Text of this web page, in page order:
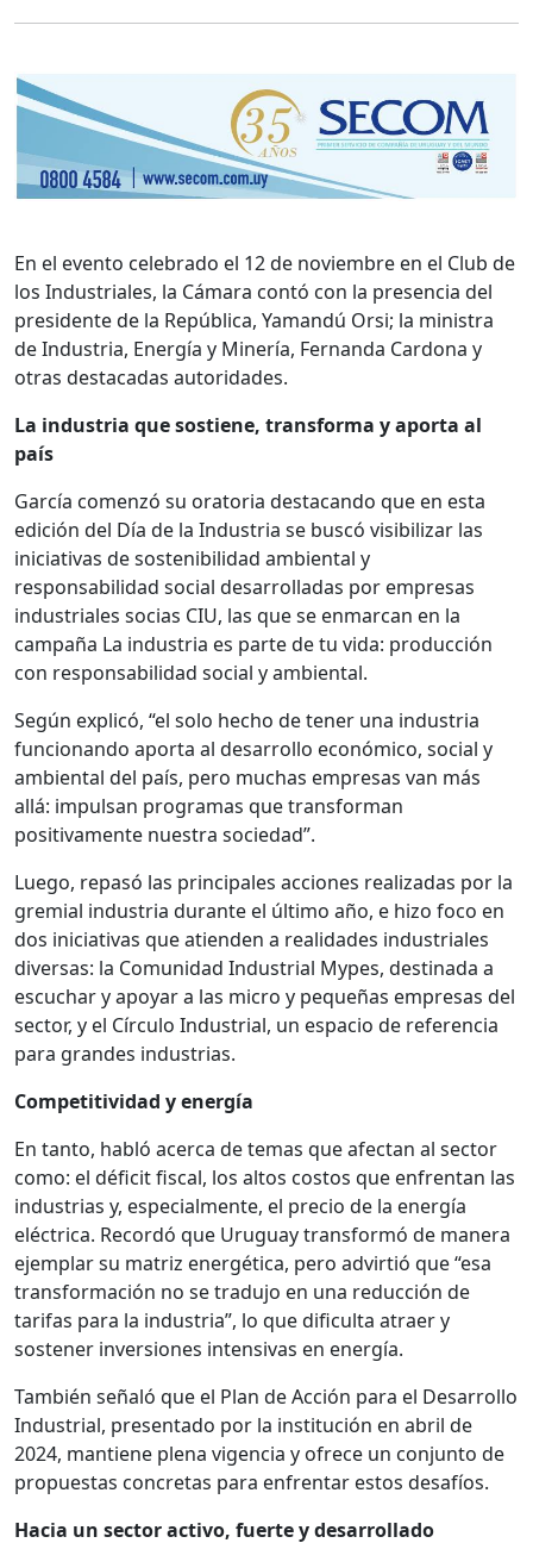
En el evento celebrado el 12 de noviembre en el Club de
los Industriales, la Cámara contó con la presencia del
presidente de la República, Yamandú Orsi; la ministra
de Industria, Energía y Minería, Fernanda Cardona y
otras destacadas autoridades.
La industria que sostiene, transforma y aporta al
país
García comenzó su oratoria destacando que en esta
edición del Día de la Industria se buscó visibilizar las
iniciativas de sostenibilidad ambiental y
responsabilidad social desarrolladas por empresas
industriales socias CIU, las que se enmarcan en la
campaña La industria es parte de tu vida: producción
con responsabilidad social y ambiental.
Según explicó, “el solo hecho de tener una industria
funcionando aporta al desarrollo económico, social y
ambiental del país, pero muchas empresas van más
allá: impulsan programas que transforman
positivamente nuestra sociedad”.
Luego, repasó las principales acciones realizadas por la
gremial industria durante el último año, e hizo foco en
dos iniciativas que atienden a realidades industriales
diversas: la Comunidad Industrial Mypes, destinada a
escuchar y apoyar a las micro y pequeñas empresas del
sector, y el Círculo Industrial, un espacio de referencia
para grandes industrias.
Competitividad y energía
En tanto, habló acerca de temas que afectan al sector
como: el déficit fiscal, los altos costos que enfrentan las
industrias y, especialmente, el precio de la energía
eléctrica. Recordó que Uruguay transformó de manera
ejemplar su matriz energética, pero advirtió que “esa
transformación no se tradujo en una reducción de
tarifas para la industria”, lo que dificulta atraer y
sostener inversiones intensivas en energía.
También señaló que el Plan de Acción para el Desarrollo
Industrial, presentado por la institución en abril de
2024, mantiene plena vigencia y ofrece un conjunto de
propuestas concretas para enfrentar estos desafíos.
Hacia un sector activo, fuerte y desarrollado